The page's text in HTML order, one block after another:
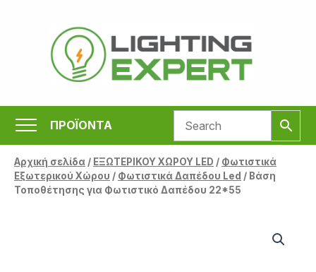
περιεχόμενο
ΠΡΟΪΟΝΤΑ
Αρχική σελίδα/ ΕΞΩΤΕΡΙΚΟΥ ΧΩΡΟΥ LED / Φωτιστικά
Εξωτερικού Χώρου / Φωτιστικά Δαπέδου Led / Βάση
Τοποθέτησης για Φωτιστικό Δαπέδου 22*55